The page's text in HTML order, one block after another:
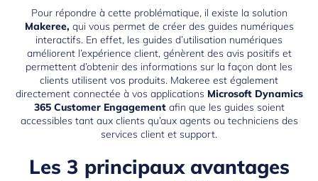
Pour répondre à cette problématique, il existe la solution
Makeree, qui vous permet de créer des guides numériques
interactifs. En effet, les guides d’utilisation numériques
améliorent l’expérience client, génèrent des avis positifs et
permettent d’obtenir des informations sur la façon dont les
clients utilisent vos produits. Makeree est également
directement connectée à vos applications Microsoft Dynamics
365 Customer Engagementafin que les guides soient
accessibles tant aux clients qu’aux agents ou techniciens des
services client et support.
Les 3 principaux avantages